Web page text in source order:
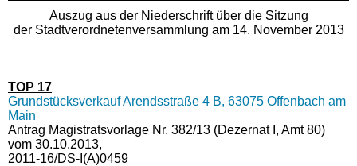
Auszug aus der Niederschrift über die Sitzung
der Stadtverordnetenversammlung am 14. November 2013
TOP 17
Grundstücksverkauf Arendsstraße 4 B, 63075 Offenbach am
Main
Antrag Magistratsvorlage Nr. 382/13 (Dezernat I, Amt 80)
vom 30.10.2013,
2011-16/DS-I(A)0459